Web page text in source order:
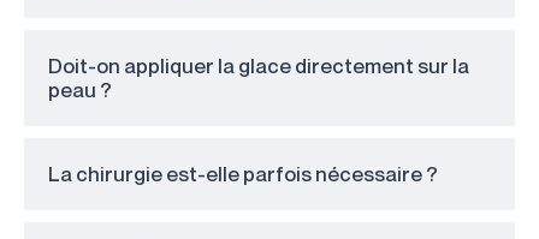
Doit-on appliquer la glace directement sur la
peau ?
La chirurgie est-elle parfois nécessaire ?